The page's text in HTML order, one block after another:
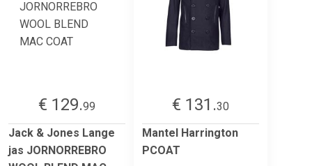
€ 129.99
Jack & Jones Lange
jas JORNORREBRO
€ 131.30
Mantel Harrington
PCOAT